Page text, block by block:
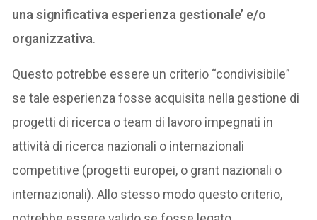
una significativa esperienza gestionale’ e/o
organizzativa.
Questo potrebbe essere un criterio “condivisibile”
se tale esperienza fosse acquisita nella gestione di
progetti di ricerca o team di lavoro impegnati in
attività di ricerca nazionali o internazionali
competitive (progetti europei, o grant nazionali o
internazionali). Allo stesso modo questo criterio,